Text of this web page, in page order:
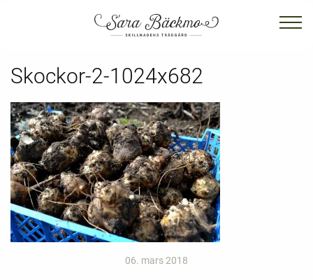
Skockor-2-1024x682
06. mars 2018